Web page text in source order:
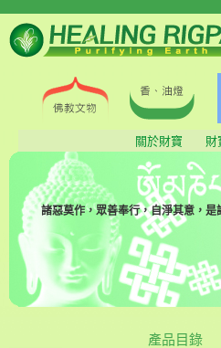
關於財寶 財
諸惡莫作，眾善奉行，自淨其意，
產品目錄